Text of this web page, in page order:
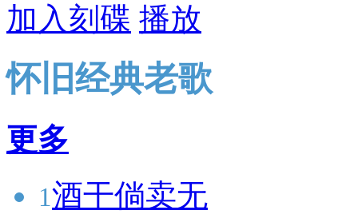
加入刻碟 播放
怀旧经典老歌
更多
1酒干倘卖无